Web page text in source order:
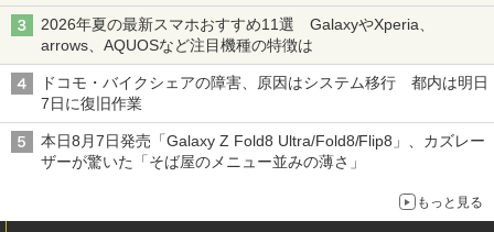
2026年夏の最新スマホおすすめ11選 GalaxyやXperia、
arrows、AQUOSなど注目機種の特徴は
ドコモ・バイクシェアの障害、原因はシステム移行 都内は明日
7日に復旧作業
本日8月7日発売「Galaxy Z Fold8 Ultra/Fold8/Flip8」、カズレー
ザーが驚いた「そば屋のメニュー並みの薄さ」
もっと見る